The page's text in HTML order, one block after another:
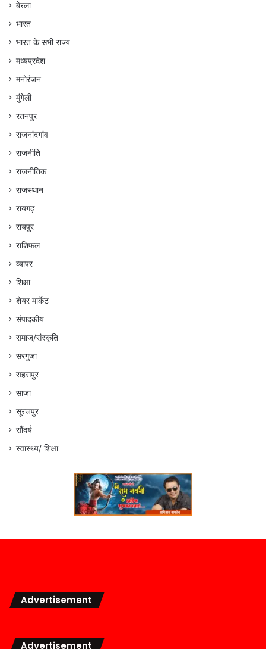
बेरला
भारत
भारत के सभी राज्य
मध्यप्रदेश
मनोरंजन
मुंगेली
रतनपुर
राजनांदगांव
राजनीति
राजनीतिक
राजस्थान
रायगढ़
रायपुर
राशिफल
व्यापर
शिक्षा
शेयर मार्केट
संपादकीय
समाज/संस्कृति
सरगुजा
सहसपुर
साजा
सूरजपुर
सौंदर्य
स्वास्थ्य/ शिक्षा
Advertisement
Advertisement